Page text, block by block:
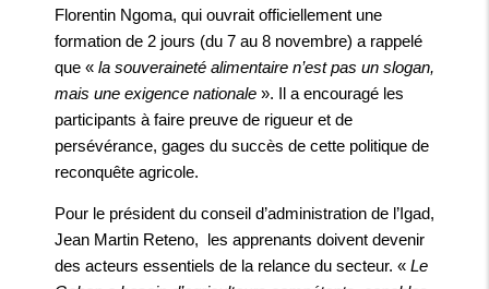
Florentin Ngoma, qui ouvrait officiellement une
formation de 2 jours (du 7 au 8 novembre) a rappelé
que « la souveraineté alimentaire n’est pas un slogan,
mais une exigence nationale ». Il a encouragé les
participants à faire preuve de rigueur et de
persévérance, gages du succès de cette politique de
reconquête agricole.
Pour le président du conseil d’administration de l’Igad,
Jean Martin Reteno, les apprenants doivent devenir
des acteurs essentiels de la relance du secteur. « Le